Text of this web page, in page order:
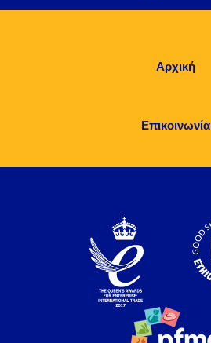
Αρχική
Επικοινωνία